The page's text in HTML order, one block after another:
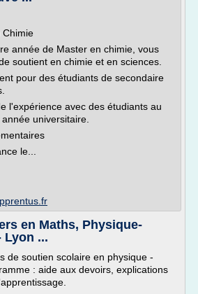
Chimie
année de Master en chimie, vous
soutient en chimie et en sciences.
pour des étudiants de secondaire
l'expérience avec des étudiants au
universitaire.
le...
en Maths, Physique-
Lyon ...
de soutien scolaire en physique -
: aide aux devoirs, explications